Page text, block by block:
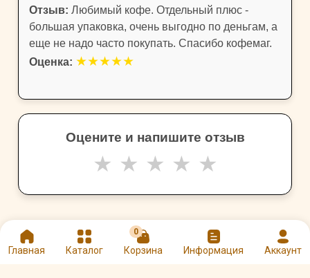
Главная Каталог
0
Корзина Информация Аккаунт
Отзыв: Любимый кофе. Отдельный плюс -
большая упаковка, очень выгодно по деньгам, а
еще не надо часто покупать. Спасибо кофемаг.
Оценка: ★★★★★
Оцените и напишите отзыв
★ ★ ★ ★ ★
Другие товары: Арабика – 1 кг